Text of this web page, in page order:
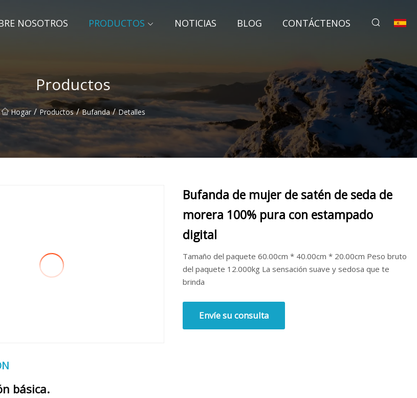
NOSOTROS PRODUCTOS NOTICIAS BLOG CONTÁCTENOS
Productos
Hogar / Productos / Bufanda / Detalles
Bufanda de mujer de satén de seda de
morera 100% pura con estampado
digital
Tamaño del paquete 60.00cm * 40.00cm * 20.00cm Peso bruto
del paquete 12.000kg La sensación suave y sedosa que te
brinda
Envíe su consulta
básica.